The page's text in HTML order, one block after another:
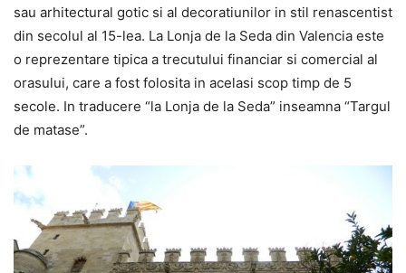
sau arhitectural gotic si al decoratiunilor in stil renascentist
din secolul al 15-lea. La Lonja de la Seda din Valencia este
o reprezentare tipica a trecutului financiar si comercial al
orasului, care a fost folosita in acelasi scop timp de 5
secole. In traducere “la Lonja de la Seda” inseamna “Targul
de matase”.